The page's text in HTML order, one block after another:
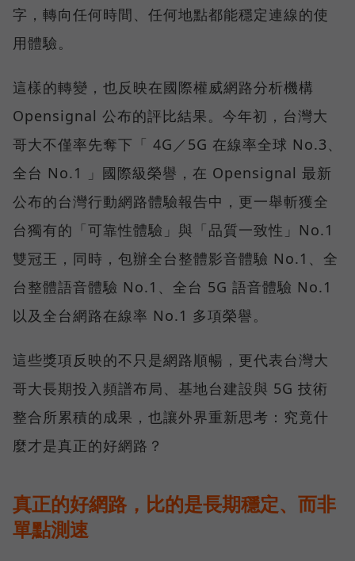
字，轉向任何時間、任何地點都能穩定連線的使
用體驗。
這樣的轉變，也反映在國際權威網路分析機構
Opensignal 公布的評比結果。今年初，台灣大
哥大不僅率先奪下「 4G／5G 在線率全球 No.3、
全台 No.1 」國際級榮譽，在 Opensignal 最新
公布的台灣行動網路體驗報告中，更一舉斬獲全
台獨有的「可靠性體驗」與「品質一致性」No.1
雙冠王，同時，包辦全台整體影音體驗 No.1、全
台整體語音體驗 No.1、全台 5G 語音體驗 No.1
以及全台網路在線率 No.1 多項榮譽。
這些獎項反映的不只是網路順暢，更代表台灣大
哥大長期投入頻譜布局、基地台建設與 5G 技術
整合所累積的成果，也讓外界重新思考：究竟什
麼才是真正的好網路？
真正的好網路，比的是長期穩定、而非
單點測速